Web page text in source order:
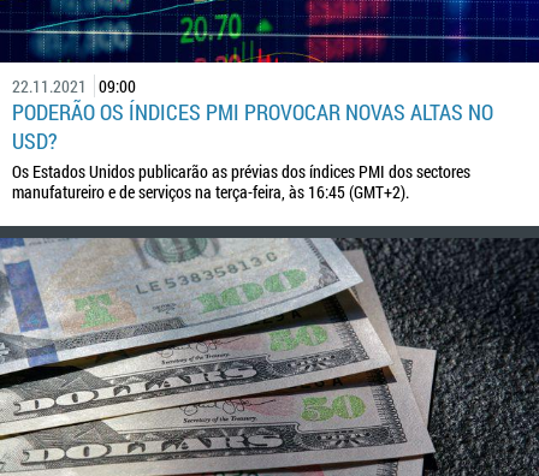
22.11.2021 09:00
PODERÃO OS ÍNDICES PMI PROVOCAR NOVAS ALTAS NO
USD?
Os Estados Unidos publicarão as prévias dos índices PMI dos sectores
manufatureiro e de serviços na terça-feira, às 16:45 (GMT+2).